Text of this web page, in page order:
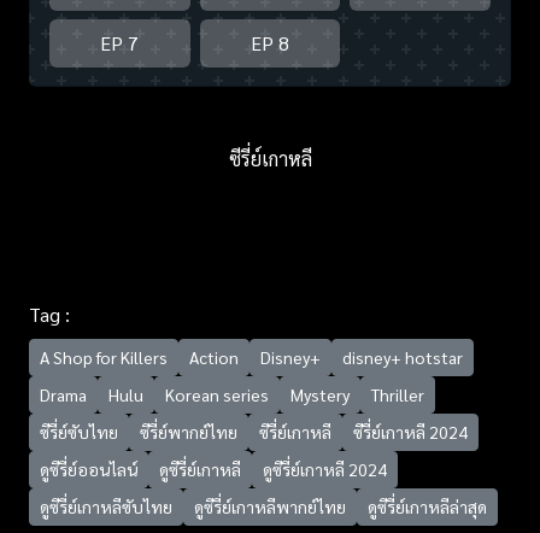
EP 7 EP 8
ซีรี่ย์เกาหลี
Tag :
A Shop for Killers Action Disney+
disney+ hotstar
Drama
Hulu Korean series Mystery
Thriller
ซีรี่ย์ซับไทย
ซีรี่ย์พากย์ไทย ซีรี่ย์เกาหลี
ซีรี่ย์เกาหลี 2024
ดูซีรี่ย์ออนไลน์
ดูซีรี่ย์เกาหลี
ดูซีรี่ย์เกาหลี 2024
ดูซีรี่ย์เกาหลีซับไทย
ดูซีรี่ย์เกาหลีพากย์ไทย ดูซีรี่ย์เกาหลีล่าสุด